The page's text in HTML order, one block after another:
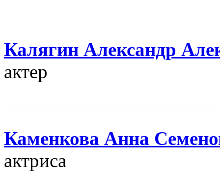
Калягин Александр
актер
Каменкова Анна
актриса